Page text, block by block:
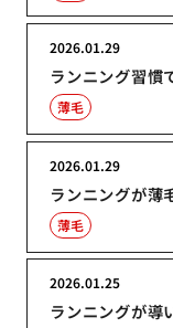
ランニング習慣
2026.01.29
薄毛
ランニングが薄
2026.01.29
薄毛
ランニングが導
2026.01.25